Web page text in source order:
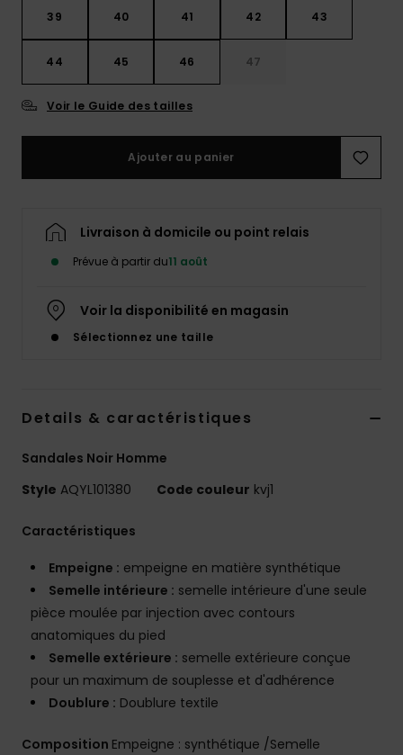
Consulter
la FAQ
39 40 41 42 43
44 45 46 47
Voir le Guide des tailles
Ajouter au panier
Livraison à domicile ou point relais
Prévue à partir du11 août
Voir la disponibilité en magasin
Sélectionnez une taille
Details & caractéristiques
Sandales Noir Homme
Style AQYL101380 Code couleur kvj1
Caractéristiques
Empeigne : empeigne en matière synthétique
Semelle intérieure : semelle intérieure d'une seule
pièce moulée par injection avec contours
anatomiques du pied
Semelle extérieure : semelle extérieure conçue
pour un maximum de souplesse et d'adhérence
Doublure : Doublure textile
Composition Empeigne : synthétique /Semelle